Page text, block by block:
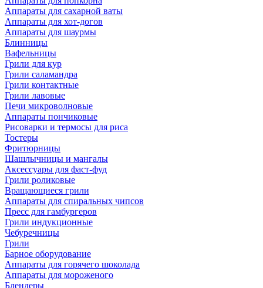
Аппараты для сахарной ваты
Аппараты для хот-догов
Аппараты для шаурмы
Блинницы
Вафельницы
Грили для кур
Грили саламандра
Грили контактные
Грили лавовые
Печи микроволновые
Аппараты пончиковые
Рисоварки и термосы для риса
Тостеры
Фритюрницы
Шашлычницы и мангалы
Аксессуары для фаст-фуд
Грили роликовые
Вращающиеся грили
Аппараты для спиральных чипсов
Пресс для гамбургеров
Грили индукционные
Чебуречницы
Грили
Барное оборудование
Аппараты для горячего шоколада
Аппараты для мороженого
Блендеры